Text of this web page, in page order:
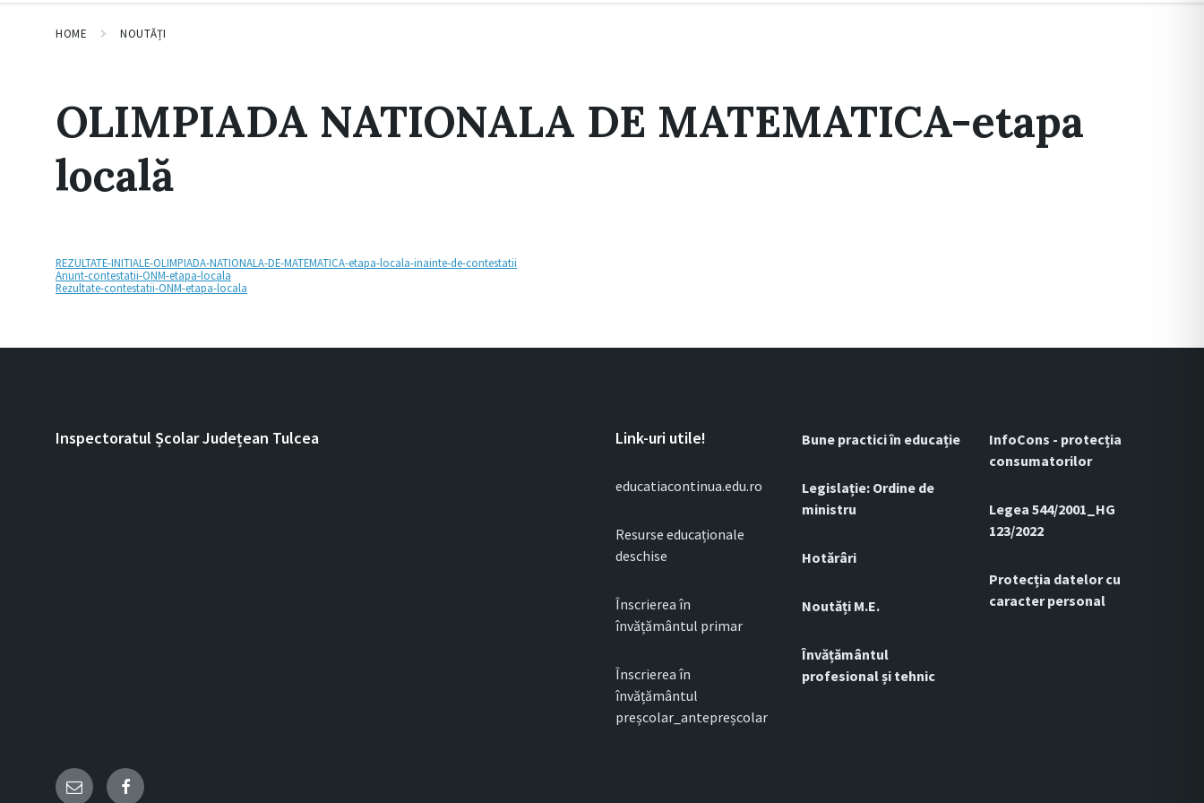
HOME NOUTĂȚI
OLIMPIADA NATIONALA DE MATEMATICA-etapa
locală
REZULTATE-INITIALE-OLIMPIADA-NATIONALA-DE-MATEMATICA-etapa-locala-inainte-de-contestatii
Anunt-contestatii-ONM-etapa-locala
Rezultate-contestatii-ONM-etapa-locala
Inspectoratul Școlar Județean Tulcea Link-uri utile!
educatiacontinua.edu.ro
Resurse educaționale
deschise
Înscrierea în
învățământul primar
Înscrierea în
învățământul
preșcolar_antepreșcolar
Bune practici în educație
Legislație: Ordine de
ministru
Hotărâri
Noutăți M.E.
Învățământul
profesional și tehnic
InfoCons - protecția
consumatorilor
Legea 544/2001_HG
123/2022
Protecția datelor cu
caracter personal
Email Facebook